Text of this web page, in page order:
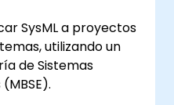
SysML a proyectos
utilizando un
de Sistemas